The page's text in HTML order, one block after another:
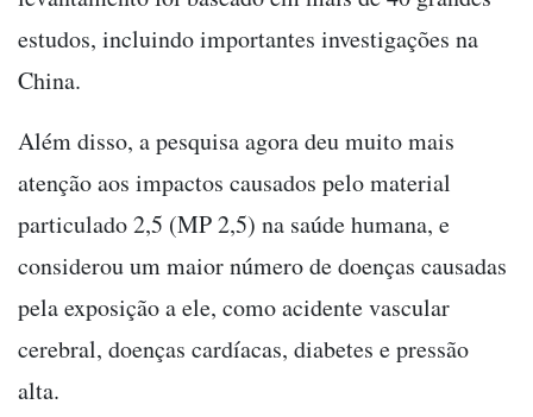
estudos, incluindo importantes investigações na
China.
Além disso, a pesquisa agora deu muito mais
atenção aos impactos causados pelo material
particulado 2,5 (MP 2,5) na saúde humana, e
considerou um maior número de doenças causadas
pela exposição a ele, como acidente vascular
cerebral, doenças cardíacas, diabetes e pressão
alta.